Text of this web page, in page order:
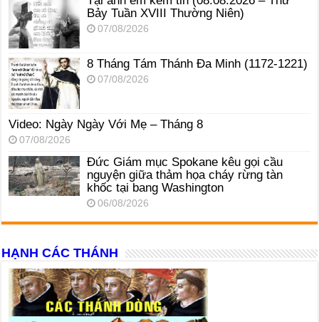
Bảy Tuần XVIII Thường Niên)
07/08/2026
8 Tháng Tám Thánh Ða Minh (1172-1221)
07/08/2026
Video: Ngày Ngày Với Mẹ – Tháng 8
07/08/2026
Đức Giám mục Spokane kêu gọi cầu
nguyện giữa thảm họa cháy rừng tàn
khốc tại bang Washington
06/08/2026
HẠNH CÁC THÁNH